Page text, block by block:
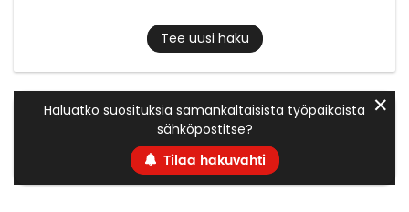
Tee uusi haku
Haluatko suosituksia samankaltaisista työpaikoista
sähköpostitse?
Tilaa hakuvahti
✕